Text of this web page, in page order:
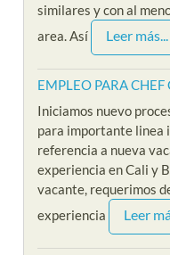
similares y con al
area. Así
Leer más...
EMPLEO PARA
Iniciamos nuevo
para importante linea
referencia a nueva
experiencia en Cali y
vacante, requerimos
experiencia
Leer